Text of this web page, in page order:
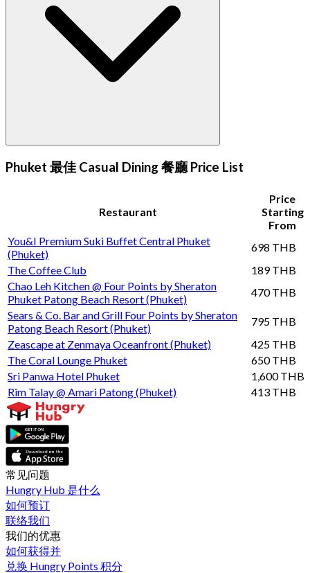
Phuket 最佳 Casual Dining 餐廳 Price List
Restaurant
Price
Starting
From
You&I Premium Suki Buffet Central Phuket
(Phuket)
698 THB
The Coffee Club
189 THB
Chao Leh Kitchen @ Four Points by Sheraton
Phuket Patong Beach Resort (Phuket)
470 THB
Sears & Co. Bar and Grill Four Points by Sheraton
Patong Beach Resort (Phuket)
795 THB
Zeascape at Zenmaya Oceanfront (Phuket)
425 THB
The Coral Lounge Phuket
650 THB
Sri Panwa Hotel Phuket
1,600 THB
Rim Talay @ Amari Patong (Phuket)
413 THB
常见问题
Hungry Hub 是什么
如何预订
联络我们
我们的优惠
如何获得并
兑换 Hungry Points 积分